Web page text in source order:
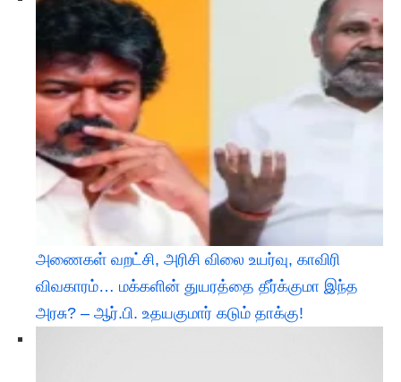
அணைகள் வறட்சி, அரிசி விலை உயர்வு, காவிரி
விவகாரம்… மக்களின் துயரத்தை தீர்க்குமா இந்த
அரசு? – ஆர்.பி. உதயகுமார் கடும் தாக்கு!